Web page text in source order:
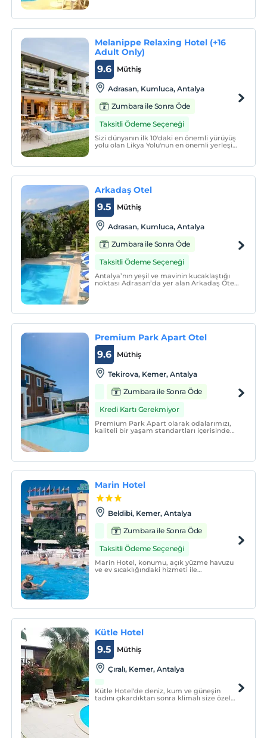
ev yapımı yöre yemekleri mevcuttur.
Melanippe Relaxing Hotel (+16
Adult Only)
Müthiş
9.6
Adrasan, Kumluca, Antalya
Zumbara ile Sonra Öde
Taksitli Ödeme Seçeneği
Sizi dünyanın ilk 10'daki en önemli yürüyüş
yolu olan Likya Yolu'nun en önemli yerleşim
kendinizi baştan aşağı yenileyeceğiniz
Melanippe Relaxing Hotel 'e davet
Arkadaş Otel
Müthiş
9.5
Adrasan, Kumluca, Antalya
Zumbara ile Sonra Öde
Taksitli Ödeme Seçeneği
Antalya’nın yeşil ve mavinin kucaklaştığı
noktası Adrasan’da yer alan Arkadaş Otel,
Premium Park Apart Otel
Müthiş
9.6
Tekirova, Kemer, Antalya
Zumbara ile Sonra Öde
Kredi Kartı Gerekmiyor
Premium Park Apart olarak odalarımızı,
kaliteli bir yaşam standartları içerisinde
kullanışlılık açısından hem de rahatlık
Marin Hotel
Beldibi, Kemer, Antalya
Zumbara ile Sonra Öde
Taksitli Ödeme Seçeneği
Marin Hotel, konumu, açık yüzme havuzu
ve ev sıcaklığındaki hizmeti ile
Kütle Hotel
Müthiş
9.5
Çıralı, Kemer, Antalya
Kütle Hotel'de deniz, kum ve güneşin
tadını çıkardıktan sonra klimalı size özel